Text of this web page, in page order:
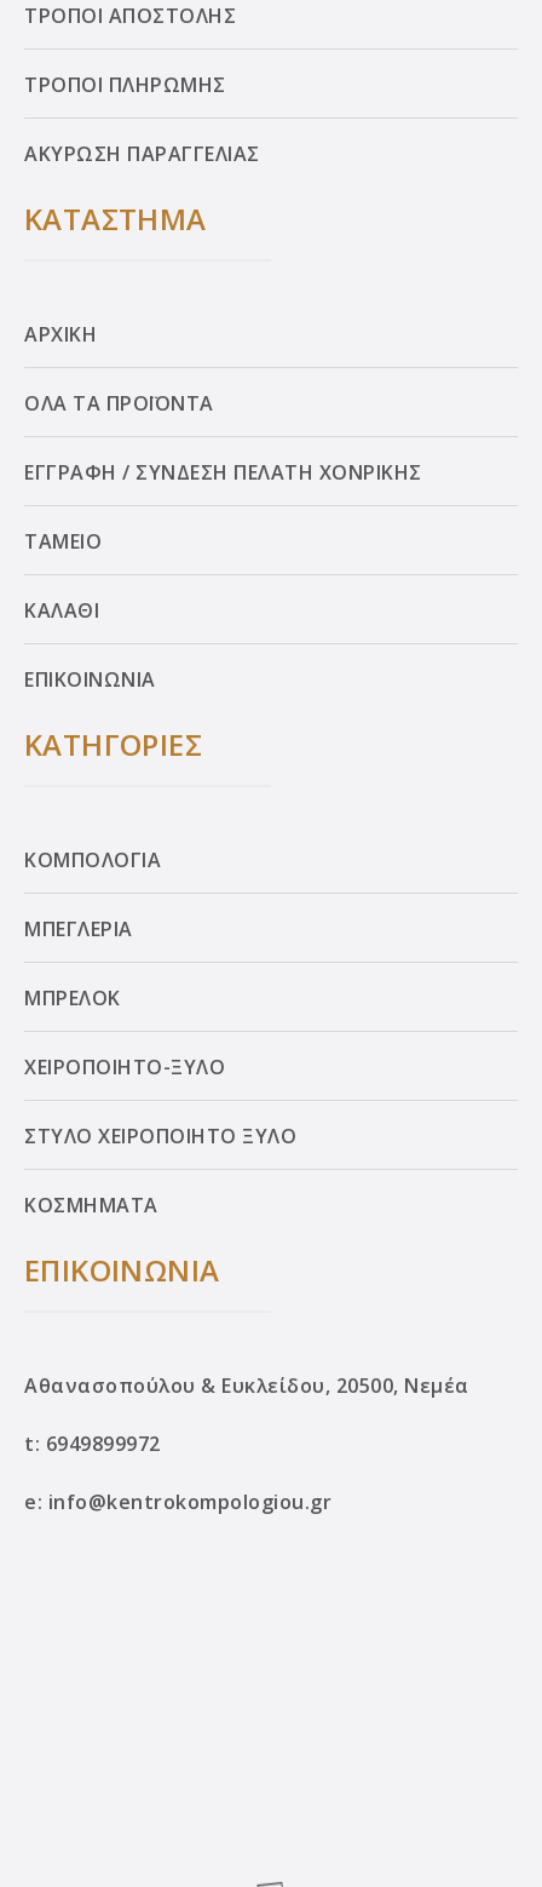
ΤΡΟΠΟΙ ΑΠΟΣΤΟΛΗΣ
ΤΡΟΠΟΙ ΠΛΗΡΩΜΗΣ
ΑΚΥΡΩΣΗ ΠΑΡΑΓΓΕΛΙΑΣ
ΚΑΤΑΣΤΗΜΑ
ΑΡΧΙΚΗ
ΟΛΑ ΤΑ ΠΡΟΪΟΝΤΑ
ΕΓΓΡΑΦΗ / ΣΥΝΔΕΣΗ ΠΕΛΑΤΗ ΧΟΝΡΙΚΗΣ
ΤΑΜΕΙΟ
ΚΑΛΑΘΙ
ΕΠΙΚΟΙΝΩΝΙΑ
ΚΑΤΗΓΟΡΙΕΣ
ΚΟΜΠΟΛΟΓΙΑ
ΜΠΕΓΛΕΡΙΑ
ΜΠΡΕΛΟΚ
ΧΕΙΡΟΠΟΙΗΤΟ-ΞΥΛΟ
ΣΤΥΛΟ ΧΕΙΡΟΠΟΙΗΤΟ ΞΥΛΟ
ΚΟΣΜΗΜΑΤΑ
ΕΠΙΚΟΙΝΩΝΙΑ
Αθανασοπούλου & Ευκλείδου, 20500, Νεμέα
t: 6949899972
e: info@kentrokompologiou.gr